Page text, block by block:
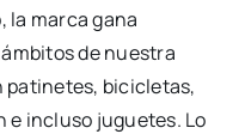
la marca gana
de nuestra
patinetes, bicicletas,
e incluso juguetes. Lo